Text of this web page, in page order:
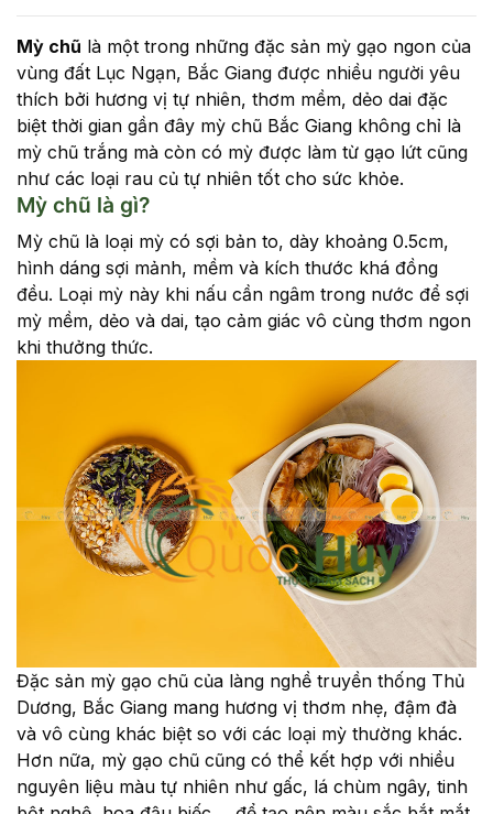
Mỳ chũ là một trong những đặc sản mỳ gạo ngon của
vùng đất Lục Ngạn, Bắc Giang được nhiều người yêu
thích bởi hương vị tự nhiên, thơm mềm, dẻo dai đặc
biệt thời gian gần đây mỳ chũ Bắc Giang không chỉ là
mỳ chũ trắng mà còn có mỳ được làm từ gạo lứt cũng
như các loại rau củ tự nhiên tốt cho sức khỏe.
Mỳ chũ là gì?
Mỳ chũ là loại mỳ có sợi bản to, dày khoảng 0.5cm,
hình dáng sợi mảnh, mềm và kích thước khá đồng
đều. Loại mỳ này khi nấu cần ngâm trong nước để sợi
mỳ mềm, dẻo và dai, tạo cảm giác vô cùng thơm ngon
khi thưởng thức.
Đặc sản mỳ gạo chũ của làng nghề truyền thống Thủ
Dương, Bắc Giang mang hương vị thơm nhẹ, đậm đà
và vô cùng khác biệt so với các loại mỳ thường khác.
Hơn nữa, mỳ gạo chũ cũng có thể kết hợp với nhiều
nguyên liệu màu tự nhiên như gấc, lá chùm ngây, tinh